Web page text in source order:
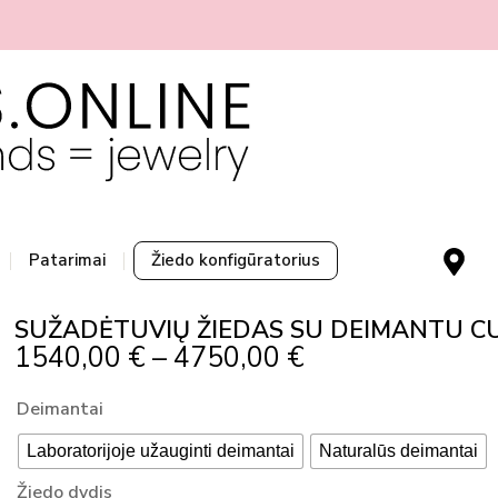
Patarimai Žiedo konfigūratorius
M
a
-
k
e
SUŽADĖTUVIŲ ŽIEDAS SU DEIMANTU
1540,00 € – 4750,00 €
Through
4750,00 €
Deimantai
Laboratorijoje užauginti deimantai Naturalūs deimantai
Žiedo dydis
produkto
SUŽADĖTUVIŲ
ŽIEDAS